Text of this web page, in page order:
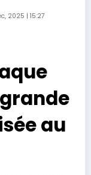
2025 | 15:27
au